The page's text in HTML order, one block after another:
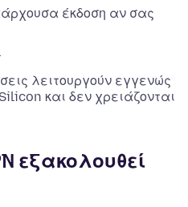
έκδοση αν σας
.
λειτουργούν εγγενώς
και δεν χρειάζονται
εξακολουθεί